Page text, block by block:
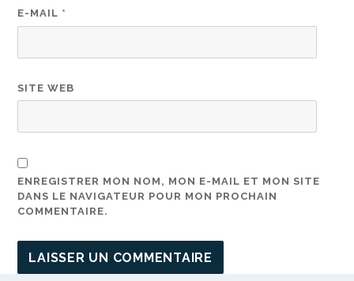
E-MAIL *
SITE WEB
ENREGISTRER MON NOM, MON E-MAIL ET MON SITE
DANS LE NAVIGATEUR POUR MON PROCHAIN
COMMENTAIRE.